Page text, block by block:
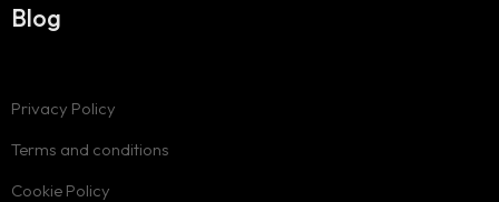
Blog
Privacy Policy
Terms and conditions
Cookie Policy